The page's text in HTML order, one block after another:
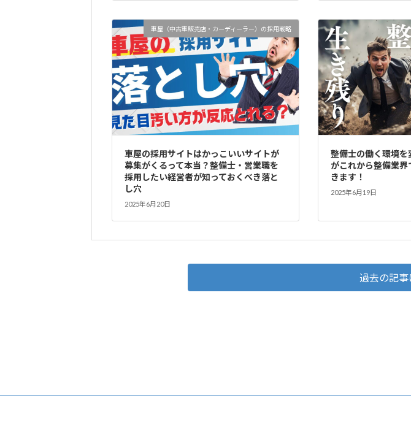
車屋（中古車販売店・カーディーラー）の採用戦略
車屋の採用サイトはかっこいいサイトが
募集がくるって本当？整備士・営業職を
採用したい経営者が知っておくべき落と
し穴
2025年6月20日
整備士の働く環境
がこれから整備業
きます！
2025年6月19日
過去の記事